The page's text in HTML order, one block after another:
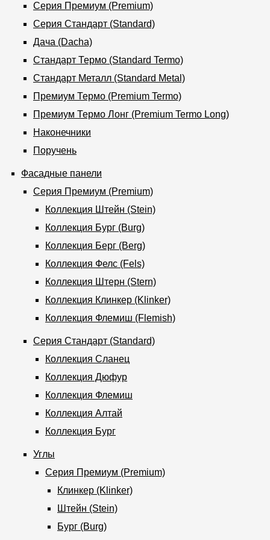
О компании
Контакты
Контроль качества кровли
Качество фасадов
Награды
Отправка рекламации
Предложения по сотрудничеству
Вакансии
Отзывы
Кемеровская область
Контакты
8 800 100 71 45site@docke.ru
125212, Россия, Москва, Головинское ш., д. 5, стр. 1
"Водный")
Режим работы
Пн-Пт - 10-19
Серия Премиум (Premium)
Серия Стандарт (Standard)
Дача (Dacha)
Стандарт Термо (Standard Termo)
Стандарт Металл (Standard Metal)
Премиум Термо (Premium Termo)
Премиум Термо Лонг (Premium Termo Long)
Наконечники
Поручень
Фасадные панели
Серия Премиум (Premium)
Коллекция Штейн (Stein)
Коллекция Бург (Burg)
Коллекция Берг (Berg)
Коллекция Фелс (Fels)
Коллекция Штерн (Stern)
Коллекция Клинкер (Klinker)
Коллекция Флемиш (Flemish)
Серия Стандарт (Standard)
Коллекция Сланец
Коллекция Дюфур
Коллекция Флемиш
Коллекция Алтай
Коллекция Бург
Углы
Серия Премиум (Premium)
Клинкер (Klinker)
Штейн (Stein)
Бург (Burg)